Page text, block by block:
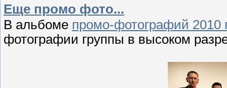
Еще промо фото...
В альбоме промо-фотографий 2010
фотографии группы в высоком